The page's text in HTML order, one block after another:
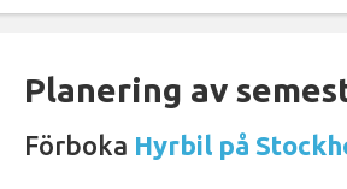
Planering av
Förboka Hyrbil på